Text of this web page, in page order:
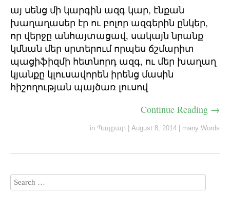
այ սենց մի կարգին ազգ կար, էնքան
խաղաղասեր էր ու բոլոր ազգերին ընկեր,
որ վերջը անհայտացավ, սակայն նրանք
կմնան մեր սրտերում որպես ճշմարիտ
պացիֆիզմի հետնորդ ազգ, ու մեր խաղաղ
կյանքը կլուսավորեն իրենց մասին
հիշողության պայծառ լուսով
Continue Reading →
in Պայքար August 8, 2014 many Words